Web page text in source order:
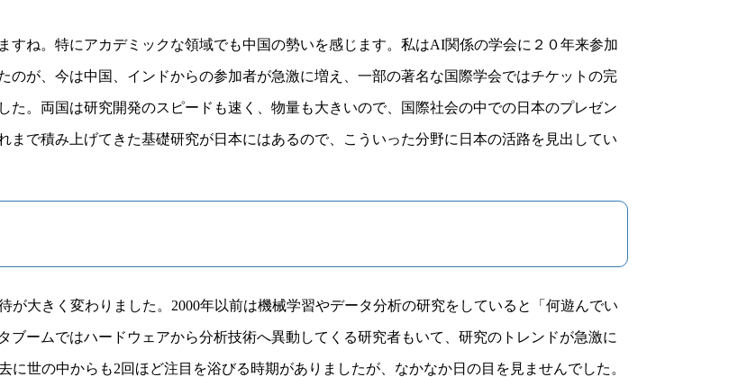
すね。特にアカデミックな領域でも中国の勢いを感じます。私はAI関係の学会に２０年来参加
のが、今は中国、インドからの参加者が急激に増え、一部の著名な国際学会ではチケットの完
。両国は研究開発のスピードも速く、物量も大きいので、国際社会の中での日本のプレゼン
まで積み上げてきた基礎研究が日本にはあるので、こういった分野に日本の活路を見出してい
大きく変わりました。2000年以前は機械学習やデータ分析の研究をしていると「何遊んでい
ブームではハードウェアから分析技術へ異動してくる研究者もいて、研究のトレンドが急激に
世の中からも2回ほど注目を浴びる時期がありましたが、なかなか日の目を見ませんでした。